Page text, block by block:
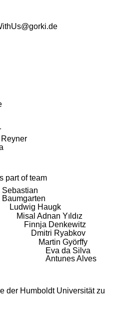
part of team
Sebastian
Baumgarten
Ludwig Haugk
Misal Adnan Yıldız
Finnja Denkewitz
Dmitri Ryabkov
Martin Györffy
Eva da Silva
Antunes Alves
der Humboldt Universität zu